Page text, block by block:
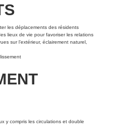
les déplacements des résidents
lieux de vie pour favoriser les relations
sur l’extérieur, éclairement naturel,
y compris les circulations et double